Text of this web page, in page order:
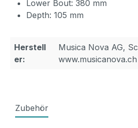
Lower Bout: 380 mm
Depth: 105 mm
Herstell
er:
Musica Nova AG,
www.musicanova.ch
Zubehör